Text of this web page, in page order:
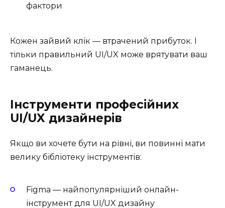
фактори
Кожен зайвий клік — втрачений прибуток. І
тільки правильний UI/UX може врятувати ваш
гаманець.
Інструменти професійних
UI/UX дизайнерів
Якщо ви хочете бути на рівні, ви повинні мати
велику бібліотеку інструментів:
Figma — найпопулярніший онлайн-
інструмент для UI/UX дизайну